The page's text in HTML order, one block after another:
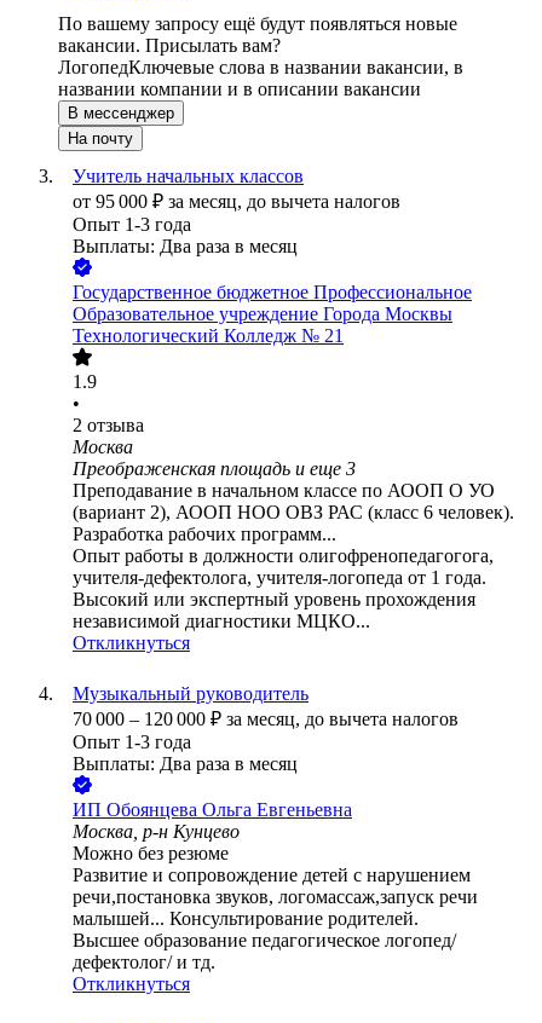
По вашему запросу ещё будут появляться новые
вакансии. Присылать вам?
ЛогопедКлючевые слова в названии вакансии, в
названии компании и в описании вакансии
В мессенджер
На почту
Учитель начальных классов
от 95 000 ₽ за месяц, до вычета налогов
Опыт 1-3 года
Выплаты: Два раза в месяц
Государственное бюджетное Профессиональное
Образовательное учреждение Города Москвы
Технологический Колледж № 21
1.9
•
2 отзыва
Москва
Преображенская площадь и еще 3
Преподавание в начальном классе по АООП О УО
(вариант 2), АООП НОО ОВЗ РАС (класс 6 человек).
Разработка рабочих программ...
Опыт работы в должности олигофренопедагогога,
учителя-дефектолога, учителя-логопеда от 1 года.
Высокий или экспертный уровень прохождения
независимой диагностики МЦКО...
Откликнуться
Музыкальный руководитель
70 000 – 120 000 ₽ за месяц, до вычета налогов
Опыт 1-3 года
Выплаты: Два раза в месяц
ИП Обоянцева Ольга Евгеньевна
Москва, р-н Кунцево
Можно без резюме
Развитие и сопровождение детей с нарушением
речи,постановка звуков, логомассаж,запуск речи
малышей... Консультирование родителей.
Высшее образование педагогическое логопед/
дефектолог/ и тд.
Откликнуться